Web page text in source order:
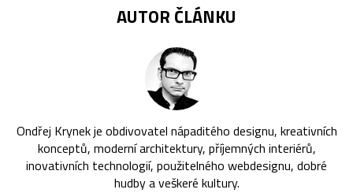
AUTOR ČLÁNKU
Ondřej Krynek je obdivovatel nápaditého designu, kreativních
konceptů, moderní architektury, příjemných interiérů,
inovativních technologií, použitelného webdesignu, dobré
hudby a veškeré kultury.